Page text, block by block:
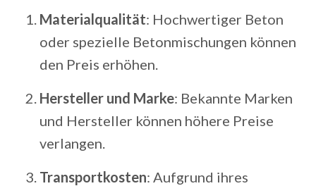
Materialqualität: Hochwertiger Beton
oder spezielle Betonmischungen können
den Preis erhöhen.
Hersteller und Marke: Bekannte Marken
und Hersteller können höhere Preise
verlangen.
Transportkosten: Aufgrund ihres